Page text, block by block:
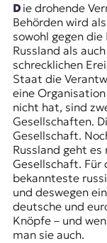
Die drohende Vernichtung von Memorial durch die
Behörden wird
sowohl gegen
Russland als
schrecklichen
Staat die
eine
nicht hat, sind
Gesellschaften.
Gesellschaft.
Russland geht
Gesellschaft.
bekannteste
und deswegen
deutsche und
Knöpfe – und
man sie auch.